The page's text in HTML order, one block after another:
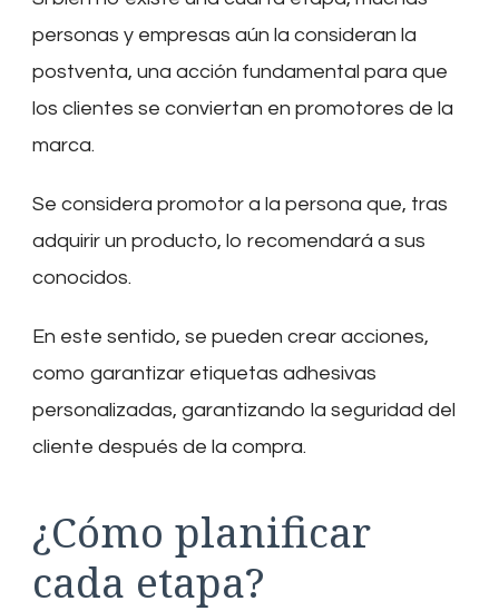
personas y empresas aún la consideran la
postventa, una acción fundamental para que
los clientes se conviertan en promotores de la
marca.
Se considera promotor a la persona que, tras
adquirir un producto, lo recomendará a sus
conocidos.
En este sentido, se pueden crear acciones,
como garantizar etiquetas adhesivas
personalizadas, garantizando la seguridad del
cliente después de la compra.
¿Cómo planificar
cada etapa?